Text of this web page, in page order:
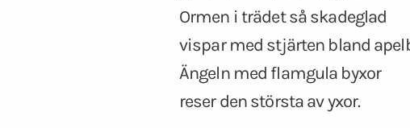
Ormen i trädet så skadeglad
vispar med stjärten bland
Ängeln med flamgula byxor
reser den största av yxor.